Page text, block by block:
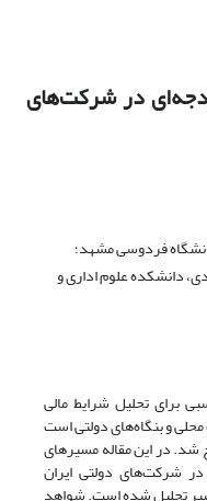
در شرکت‌های
فردوسی مشهد؛
دانشکده علوم اداری و
برای تحلیل شرایط مالی
و بنگاه‌های دولتی است
مطرح شد. در این مقاله مسیر‌های
شرکت‌های دولتی ایران